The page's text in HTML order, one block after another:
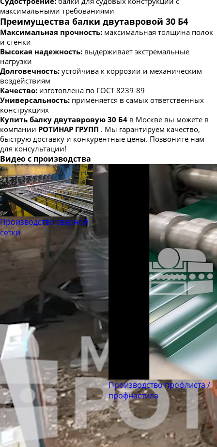
максимальными требованиями
Преимущества балки двутавровой 30 Б4
Максимальная прочность: максимальная толщина полок
и стенки
Высокая надежность: выдерживает экстремальные
нагрузки
Долговечность: устойчива к коррозии и механическим
воздействиям
Качество: изготовлена по ГОСТ 8239-89
Универсальность: применяется в самых ответственных
конструкциях
Купить балку двутавровую 30 Б4 в Москве вы можете в
компании РОТИНАР ГРУПП . Мы гарантируем качество,
быструю доставку и конкурентные цены. Позвоните нам
для консультации!
Видео с производства
Производство сварной
сетки
Производство профлиста /
профнастила